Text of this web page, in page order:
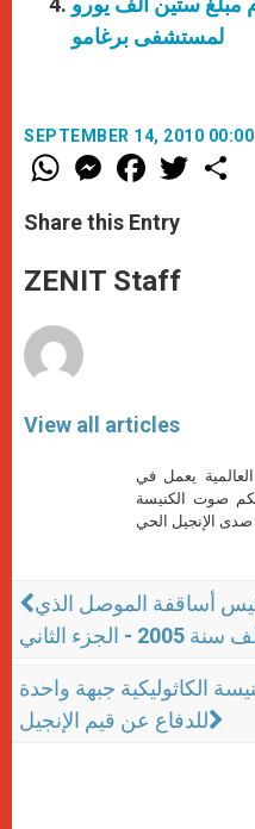
لمستشفى برغامو
SEPTEMBER 14, 2010 00:00
W
h
t
s
p
p
M
e
s
e
g
e
F
a
e
b
o
k
w
Share this Entry
ZENIT Staff
View all articles
يعمل في
صوت الكنيسة
أساقفة الموصل الذي
- الجزء الثاني
الكاثوليكية جبهة واحدة
للدفاع عن قيم الإنجيل